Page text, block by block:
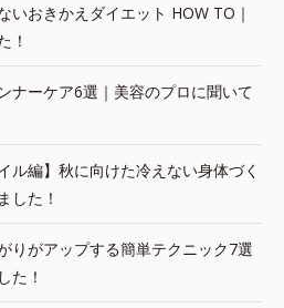
いおきかえダイエット HOW TO｜
！
ナーケア6選｜美容のプロに聞いて
ル編】秋に向けた冷えない身体づく
した！
りがアップする簡単テクニック7選
た！